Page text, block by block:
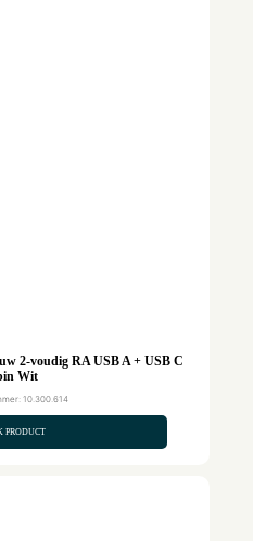
2-voudig RA USB A + USB C
Wit
10.300.614
PRODUCT